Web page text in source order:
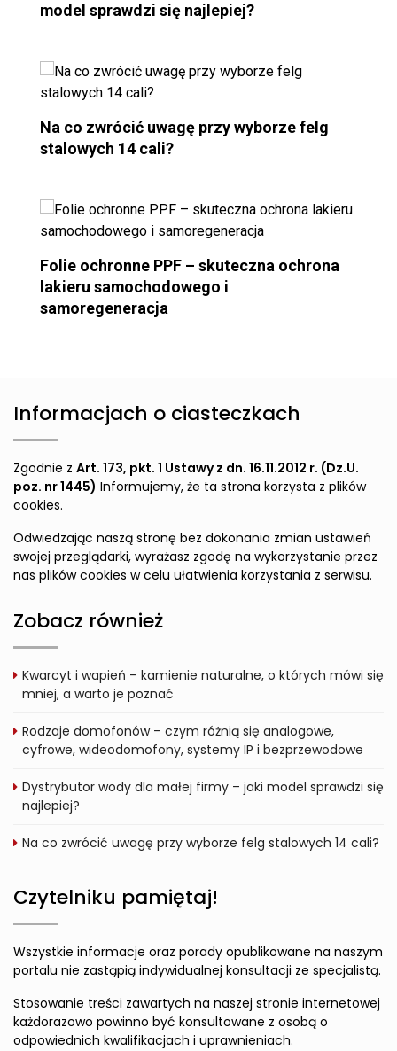
model sprawdzi się najlepiej?
Na co zwrócić uwagę przy wyborze felg
stalowych 14 cali?
Folie ochronne PPF – skuteczna ochrona
lakieru samochodowego i
samoregeneracja
Informacjach o ciasteczkach
Zgodnie z Art. 173, pkt. 1 Ustawy z dn. 16.11.2012 r. (Dz.U.
poz. nr 1445) Informujemy, że ta strona korzysta z plików
cookies.
Odwiedzając naszą stronę bez dokonania zmian ustawień
swojej przeglądarki, wyrażasz zgodę na wykorzystanie przez
nas plików cookies w celu ułatwienia korzystania z serwisu.
Zobacz również
Kwarcyt i wapień – kamienie naturalne, o których mówi się
mniej, a warto je poznać
Rodzaje domofonów – czym różnią się analogowe,
cyfrowe, wideodomofony, systemy IP i bezprzewodowe
Dystrybutor wody dla małej firmy – jaki model sprawdzi się
najlepiej?
Na co zwrócić uwagę przy wyborze felg stalowych 14 cali?
Czytelniku pamiętaj!
Wszystkie informacje oraz porady opublikowane na naszym
portalu nie zastąpią indywidualnej konsultacji ze specjalistą.
Stosowanie treści zawartych na naszej stronie internetowej
każdorazowo powinno być konsultowane z osobą o
odpowiednich kwalifikacjach i uprawnieniach.